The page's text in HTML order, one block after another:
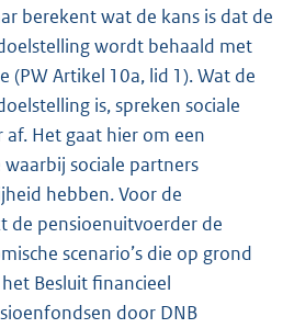
berekent wat de kans is dat de
wordt behaald met
(PW Artikel 10a, lid 1). Wat de
is, spreken sociale
Het gaat hier om een
sociale partners
hebben. Voor de
de pensioenuitvoerder de
scenario’s die op grond
Besluit financieel
door DNB